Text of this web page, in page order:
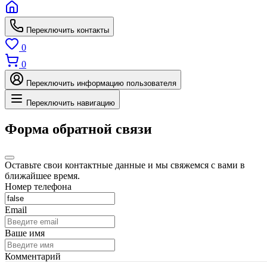
Переключить контакты
0
0
Переключить информацию пользователя
Переключить навигацию
Форма обратной связи
Оставьте свои контактные данные и мы свяжемся с вами в
ближайшее время.
Номер телефона
Email
Ваше имя
Комментарий